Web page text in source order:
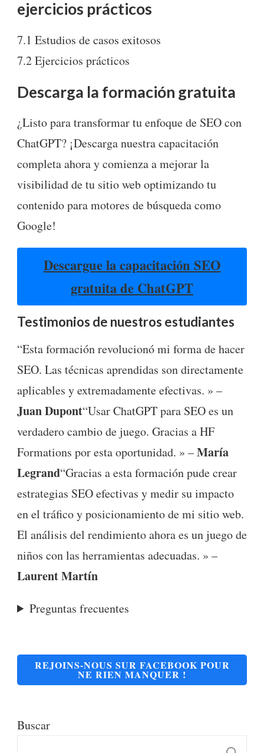
ejercicios prácticos
7.1 Estudios de casos exitosos
7.2 Ejercicios prácticos
Descarga la formación gratuita
¿Listo para transformar tu enfoque de SEO con
ChatGPT? ¡Descarga nuestra capacitación
completa ahora y comienza a mejorar la
visibilidad de tu sitio web optimizando tu
contenido para motores de búsqueda como
Google!
Descargue la capacitación SEO
gratuita de ChatGPT
Testimonios de nuestros estudiantes
“Esta formación revolucionó mi forma de hacer
SEO. Las técnicas aprendidas son directamente
aplicables y extremadamente efectivas. » –
Juan Dupont“Usar ChatGPT para SEO es un
verdadero cambio de juego. Gracias a HF
Formations por esta oportunidad. » –María
Legrand“Gracias a esta formación pude crear
estrategias SEO efectivas y medir su impacto
en el tráfico y posicionamiento de mi sitio web.
El análisis del rendimiento ahora es un juego de
niños con las herramientas adecuadas. » –
Laurent Martín
Preguntas frecuentes
REJOINS-NOUS SUR FACEBOOK POUR
NE RIEN MANQUER !
Buscar